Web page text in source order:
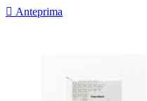
 Anteprima